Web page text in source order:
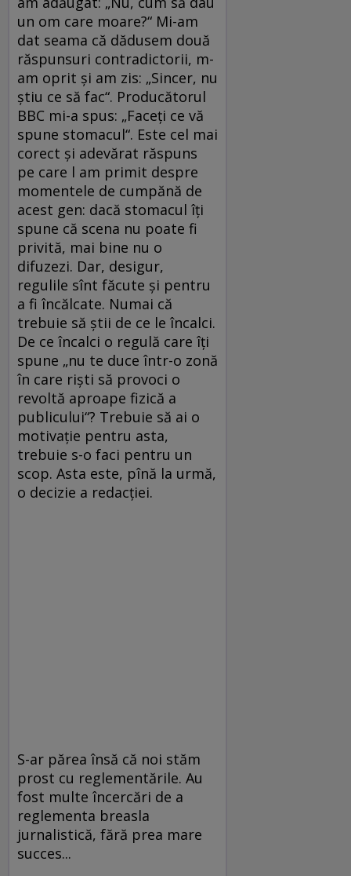
un om care moare?“ Mi-am
dat seama că dădusem două
răspunsuri contradictorii, m-
am oprit și am zis: „Sincer, nu
știu ce să fac“. Producătorul
BBC mi-a spus: „Faceți ce vă
spune stomacul“. Este cel mai
corect și adevărat răspuns
pe care l am primit despre
momentele de cumpănă de
acest gen: dacă stomacul îți
spune că scena nu poate fi
privită, mai bine nu o
difuzezi. Dar, desigur,
regulile sînt făcute și pentru
a fi încălcate. Numai că
trebuie să știi de ce le încalci.
De ce încalci o regulă care îți
spune „nu te duce într-o zonă
în care riști să provoci o
revoltă aproape fizică a
publicului“? Trebuie să ai o
motivație pentru asta,
trebuie s-o faci pentru un
scop. Asta este, pînă la urmă,
o decizie a redacției.
S-ar părea însă că noi stăm
prost cu reglementările. Au
fost multe încercări de a
reglementa breasla
jurnalistică, fără prea mare
succes...